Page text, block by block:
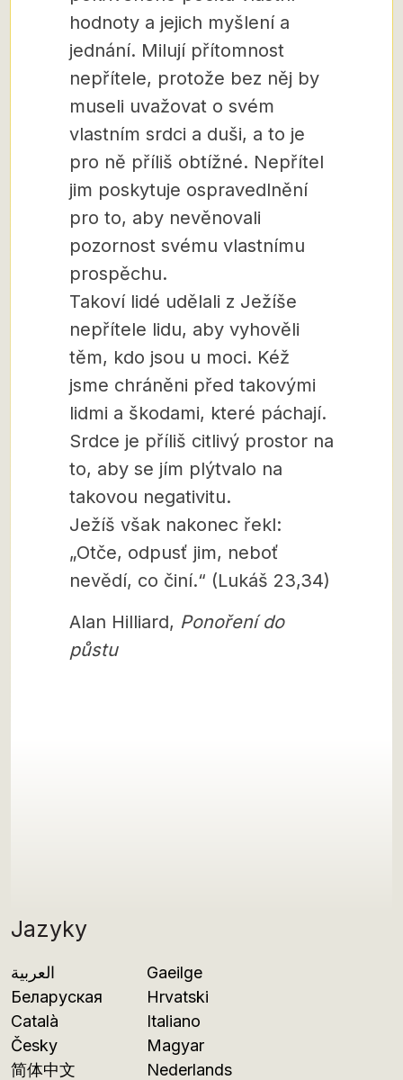
Jazyky
العربية
Беларуская
Català
Česky
简体中文
Gaeilge
Hrvatski
Italiano
Magyar
Nederlands
hodnoty a jejich myšlení a
jednání. Milují přítomnost
nepřítele, protože bez něj by
museli uvažovat o svém
vlastním srdci a duši, a to je
pro ně příliš obtížné. Nepřítel
jim poskytuje ospravedlnění
pro to, aby nevěnovali
pozornost svému vlastnímu
prospěchu.
Takoví lidé udělali z Ježíše
nepřítele lidu, aby vyhověli
těm, kdo jsou u moci. Kéž
jsme chráněni před takovými
lidmi a škodami, které páchají.
Srdce je příliš citlivý prostor na
to, aby se jím plýtvalo na
takovou negativitu.
Ježíš však nakonec řekl:
„Otče, odpusť jim, neboť
nevědí, co činí.“ (Lukáš 23,34)
Alan Hilliard, Ponoření do
půstu